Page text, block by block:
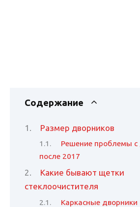
Содержание
Размер дворников
Решение проблемы с
после 2017
Какие бывают щетки
стеклоочистителя
Каркасные дворники